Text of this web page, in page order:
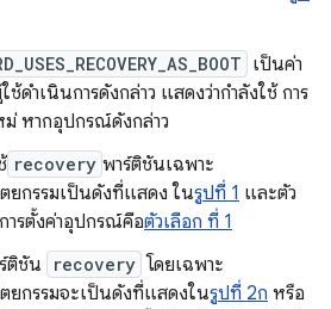
เป็นค่า
ช้ดำเนินการดังกล่าว แสดงว่ากำลังใช้ การ
ม่ หากอุปกรณ์ดังกล่าว
recovery พาร์ติชันเฉพาะ
ยกรรมเป็นดังที่แสดง ในรูปที่ 1 และตัว
ารตั้งค่าอุปกรณ์คือตัวเลือก ที่ 1
ติชัน
recovery โดยเฉพาะ
ยกรรมจะเป็นดังที่แสดงในรูปที่ 2ก หรือ